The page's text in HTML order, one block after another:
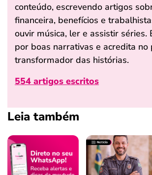
conteúdo, escrevendo artigos
financeira, benefícios e
ouvir música, ler e assistir séries.
por boas narrativas e acredita no
transformador das histórias.
554 artigos escritos
Leia também